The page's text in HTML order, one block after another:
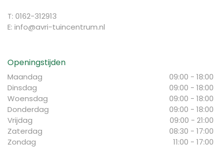
T: 0162-312913
E: info@avri-tuincentrum.nl
Openingstijden
Maandag
09:00 - 18:00
Dinsdag
09:00 - 18:00
Woensdag
09:00 - 18:00
Donderdag
09:00 - 18:00
Vrijdag
09:00 - 21:00
Zaterdag
08:30 - 17:00
Zondag
11:00 - 17:00